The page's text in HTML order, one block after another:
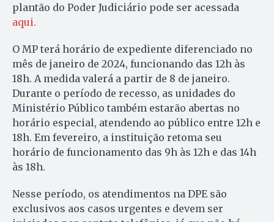
plantão do Poder Judiciário pode ser acessada
aqui.
O MP terá horário de expediente diferenciado no
mês de janeiro de 2024, funcionando das 12h às
18h. A medida valerá a partir de 8 de janeiro.
Durante o período de recesso, as unidades do
Ministério Público também estarão abertas no
horário especial, atendendo ao público entre 12h e
18h. Em fevereiro, a instituição retoma seu
horário de funcionamento das 9h às 12h e das 14h
às 18h.
Nesse período, os atendimentos na DPE são
exclusivos aos casos urgentes e devem ser